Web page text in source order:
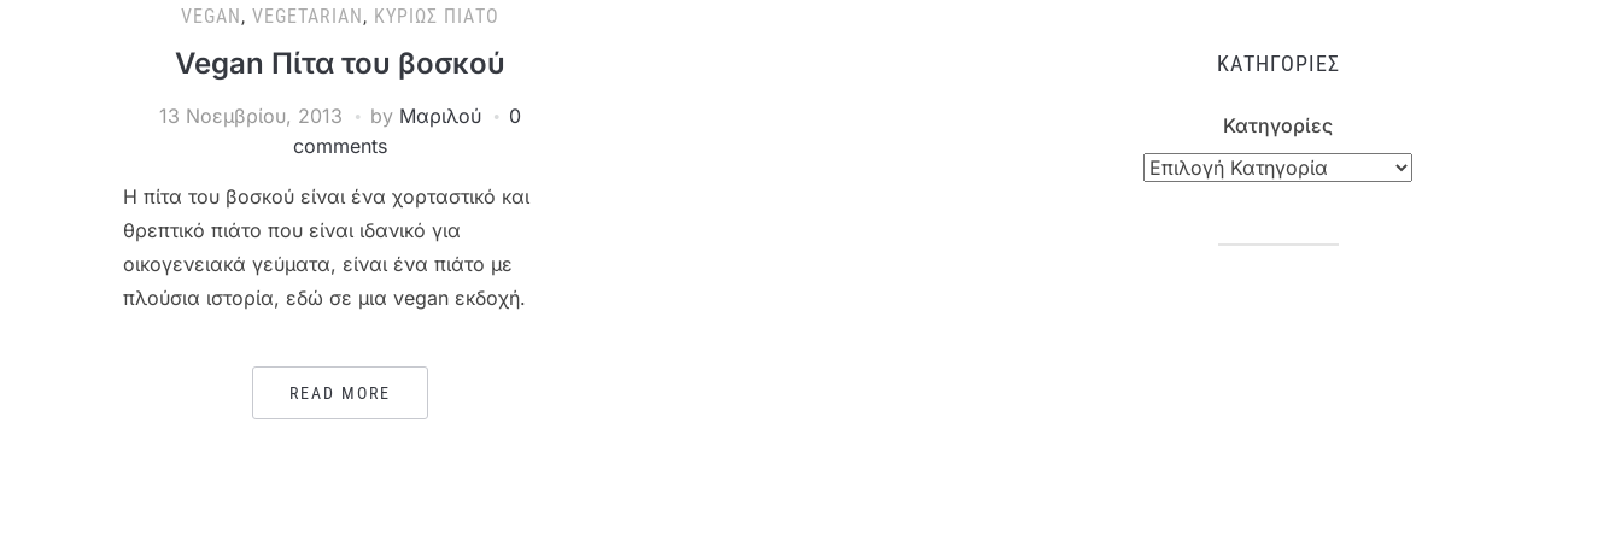
VEGAN, VEGETARIAN, ΚΥΡΊΩΣ ΠΙΆΤΟ
Vegan Πίτα του βοσκού
13 Νοεμβρίου, 2013 by Μαριλού
0
comments
Η πίτα του βοσκού είναι ένα χορταστικό και
θρεπτικό πιάτο που είναι ιδανικό για
οικογενειακά γεύματα, είναι ένα πιάτο με
πλούσια ιστορία, εδώ σε μια vegan εκδοχή.
READ MORE
ΚΑΤΗΓΟΡΊΕΣ
Κατηγορίες